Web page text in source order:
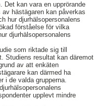
Det kan vara en upprörande
hästägaren kan påverkas
hur djurhälsopersonalens
förståelse för vilka
djurhälsopersonalens
som riktade sig till
Studiens resultat kan däremot
av att enkäten
kan därmed ha
i de valda grupperna.
upplevt mindre